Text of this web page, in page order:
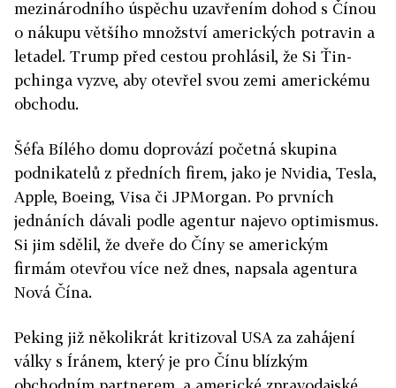
mezinárodního úspěchu uzavřením dohod s Čínou
o nákupu většího množství amerických potravin a
letadel. Trump před cestou prohlásil, že Si Ťin-
pchinga vyzve, aby otevřel svou zemi americkému
obchodu.
Šéfa Bílého domu doprovází početná skupina
podnikatelů z předních firem, jako je Nvidia, Tesla,
Apple, Boeing, Visa či JPMorgan. Po prvních
jednáních dávali podle agentur najevo optimismus.
Si jim sdělil, že dveře do Číny se americkým
firmám otevřou více než dnes, napsala agentura
Nová Čína.
Peking již několikrát kritizoval USA za zahájení
války s Íránem, který je pro Čínu blízkým